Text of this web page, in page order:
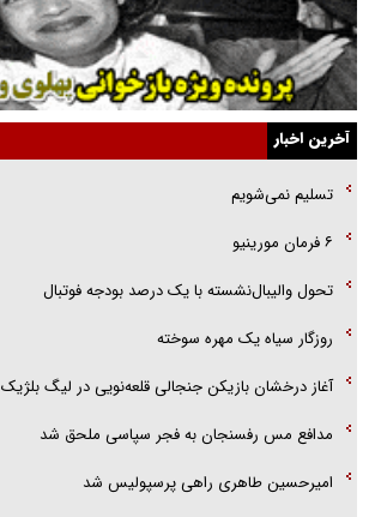
راننده مست به قانون می‌خندد
همه آقای دوربینی شده‌ایم!
قصه ناتمام سرویس مدارس
آیا مقاومت فلسطین خلع‌سلاح می‌شود؟
آخرین اخبار
تسلیم نمی‌شویم
۶ فرمان مورینیو
تحول والیبال‌نشسته با یک درصد بودجه فوتبال
روزگار سیاه یک مهره سوخته
آغاز درخشان بازیکن جنجالی قلعه‌نویی در لیگ بلژیک
مدافع مس رفسنجان به فجر سپاسی ملحق شد
امیرحسین طاهری راهی پرسپولیس شد